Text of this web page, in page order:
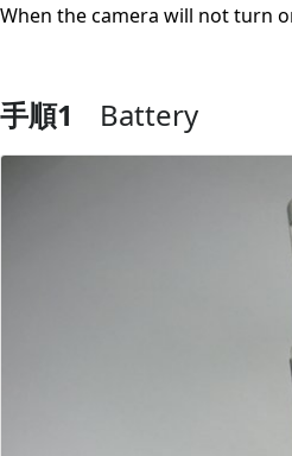
When the camera will not turn
手順1 Battery